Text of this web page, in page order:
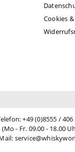
Cookies
+49 (0)8555 / 406
(Mo - Fr. 09.00 - 18.00